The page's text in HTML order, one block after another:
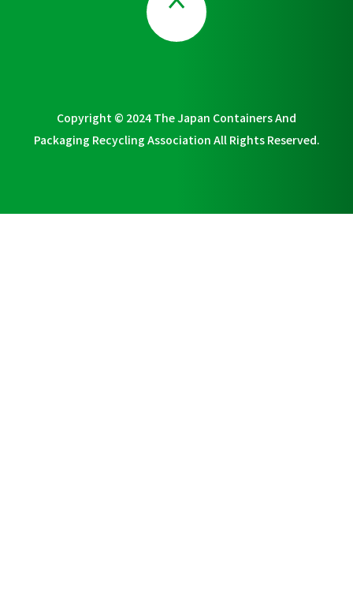
Copyright © 2024 The Japan Containers And
Packaging Recycling Association All Rights Reserved.